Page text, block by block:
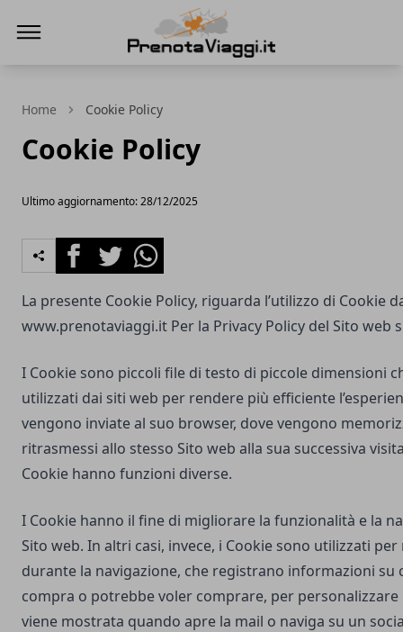
Home Cookie Policy
Cookie Policy
Ultimo aggiornamento: 28/12/2025
FacebookTwitterWhatsapp
La presente Cookie Policy, riguarda l’utilizzo di Cookie
www.prenotaviaggi.it Per la Privacy Policy del Sito web
I Cookie sono piccoli file di testo di piccole dimensioni
utilizzati dai siti web per rendere più efficiente
vengono inviate al suo browser, dove vengono
ritrasmessi allo stesso Sito web alla sua successiva
Cookie hanno funzioni diverse.
I Cookie hanno il fine di migliorare la funzionalità e la
Sito web. In altri casi, invece, i Cookie sono utilizzati
durante la navigazione, che registrano informazioni su
compra o potrebbe voler comprare, per
viene mostrata quando apre la mail o naviga su un